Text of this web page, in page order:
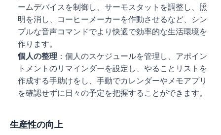
ームデバイスを制御し、サーモスタットを調整し、照
明を消し、コーヒーメーカーを作動させるなど、シン
プルな音声コマンドでより快適で効率的な生活環境を
作ります。
個人の整理 ：個人のスケジュールを管理し、アポイン
トメントのリマインダーを設定し、やることリストを
作成する手助けをし、手動でカレンダーやメモアプリ
を確認せずに日々の予定を把握することができます。
生産性の向上